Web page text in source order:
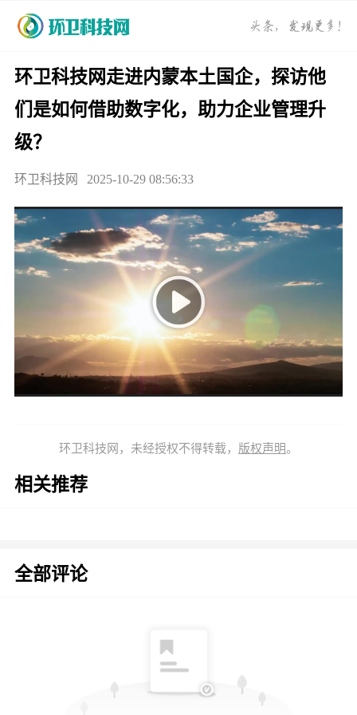
环卫科技网走进内蒙本土国企，探访他
们是如何借助数字化，助力企业管理升
级？
环卫科技网 2025-10-29 08:56:33
环卫科技网，未经授权不得转载， 版权声明。
相关推荐
全部评论